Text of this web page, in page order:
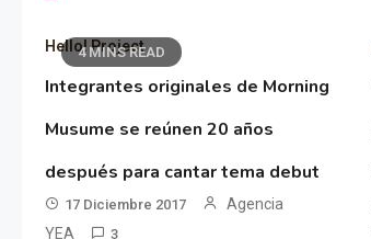
4 MINS READ
Hello! Project
Integrantes originales de Morning
Musume se reúnen 20 años
después para cantar tema debut
17 Diciembre 2017
Agencia
YEA
3